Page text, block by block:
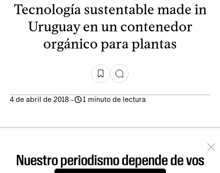
Tecnología sustentable made in
Uruguay en un contenedor
orgánico para plantas
4 de abril de 2018 - 1 minuto de lectura
Nuestro periodismo depende de vos